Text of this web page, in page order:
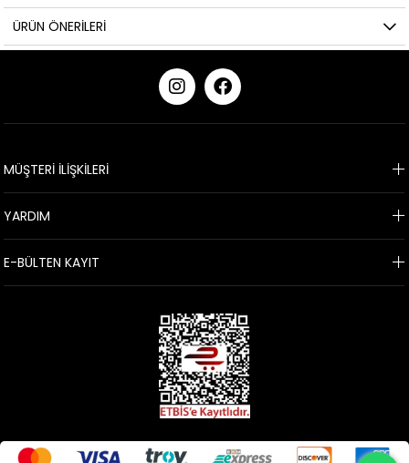
ÜRÜN ÖNERILERI
MÜŞTERİ İLİŞKİLERİ
YARDIM
E-BÜLTEN KAYIT